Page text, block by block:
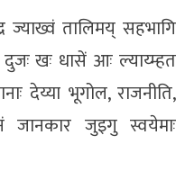
ज्याख्वं तालिमय् सहभागि
खः धासें आः ल्याय्म्हत
देय्या भूगोल, राजनीति,
जानकार जुइगु स्वयेमाः